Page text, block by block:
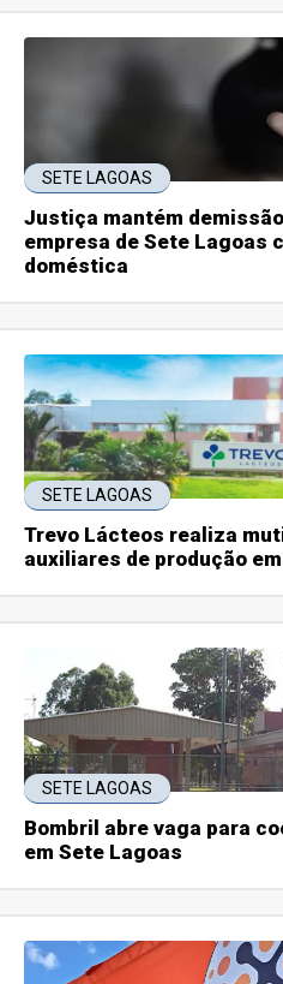
SETE LAGOAS
Justiça mantém
empresa de Sete Lagoas
doméstica
SETE LAGOAS
Trevo Lácteos realiza
auxiliares de produção
SETE LAGOAS
Bombril abre vaga para
em Sete Lagoas